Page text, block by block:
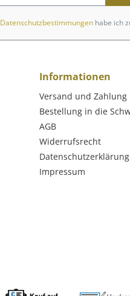
Datenschutzbestimmungenhabe ich
Informationen
Versand und Zahlung
Bestellung in die
AGB
Widerrufsrecht
Datenschutzerklärung
Impressum